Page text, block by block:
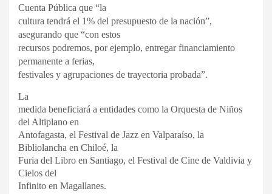
Cuenta Pública que “la
cultura tendrá el 1% del presupuesto de la nación”,
asegurando que “con estos
recursos podremos, por ejemplo, entregar financiamiento
permanente a ferias,
festivales y agrupaciones de trayectoria probada”.
La
medida beneficiará a entidades como la Orquesta de Niños
del Altiplano en
Antofagasta, el Festival de Jazz en Valparaíso, la
Bibliolancha en Chiloé, la
Furia del Libro en Santiago, el Festival de Cine de Valdivia y
Cielos del
Infinito en Magallanes.